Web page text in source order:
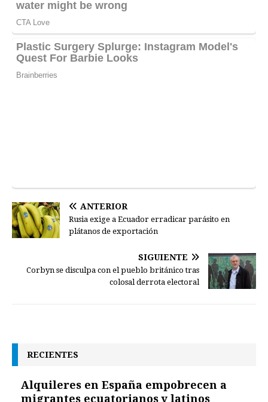
ANTERIOR
Rusia exige a Ecuador erradicar parásito en
plátanos de exportación
SIGUIENTE
Corbyn se disculpa con el pueblo británico tras
colosal derrota electoral
RECIENTES
Alquileres en España empobrecen a
migrantes ecuatorianos y latinos